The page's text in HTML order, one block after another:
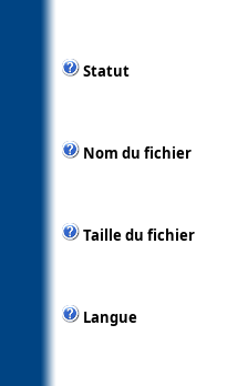
Statut
Nom du fichier
Taille du fichier
Langue